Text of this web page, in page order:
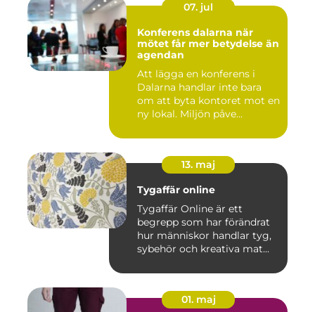
07. jul
Konferens dalarna när
mötet får mer betydelse än
agendan
Att lägga en konferens i
Dalarna handlar inte bara
om att byta kontoret mot en
ny lokal. Miljön påve...
13. maj
Tygaffär online
Tygaffär Online är ett
begrepp som har förändrat
hur människor handlar tyg,
sybehör och kreativa mat...
01. maj